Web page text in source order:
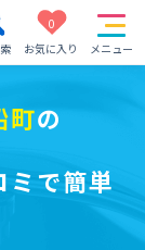
0
お気に入り
メニュー
町の
ミで簡単